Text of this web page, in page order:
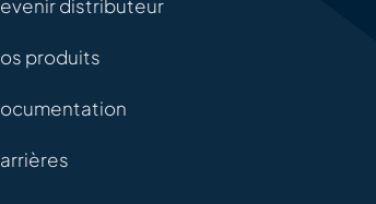
distributeur
produits